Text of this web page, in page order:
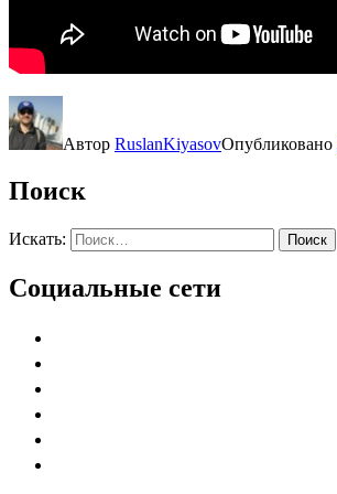
Автор RuslanKiyasovОпубликовано
Поиск
Искать: Поиск
Социальные сети